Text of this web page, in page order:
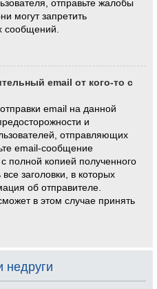
отправьте жалобы
могут запретить
сообщений.
email от кого-то с
email на данной
и
отправляющих
email-сообщение
полной копией полученного
заголовки, в которых
об отправителе.
в этом случае принять
недруги